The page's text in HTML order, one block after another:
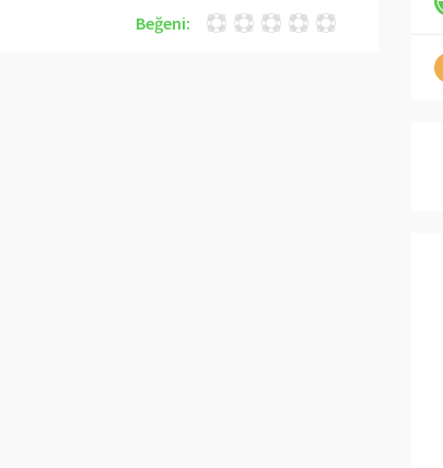
Beğeni: